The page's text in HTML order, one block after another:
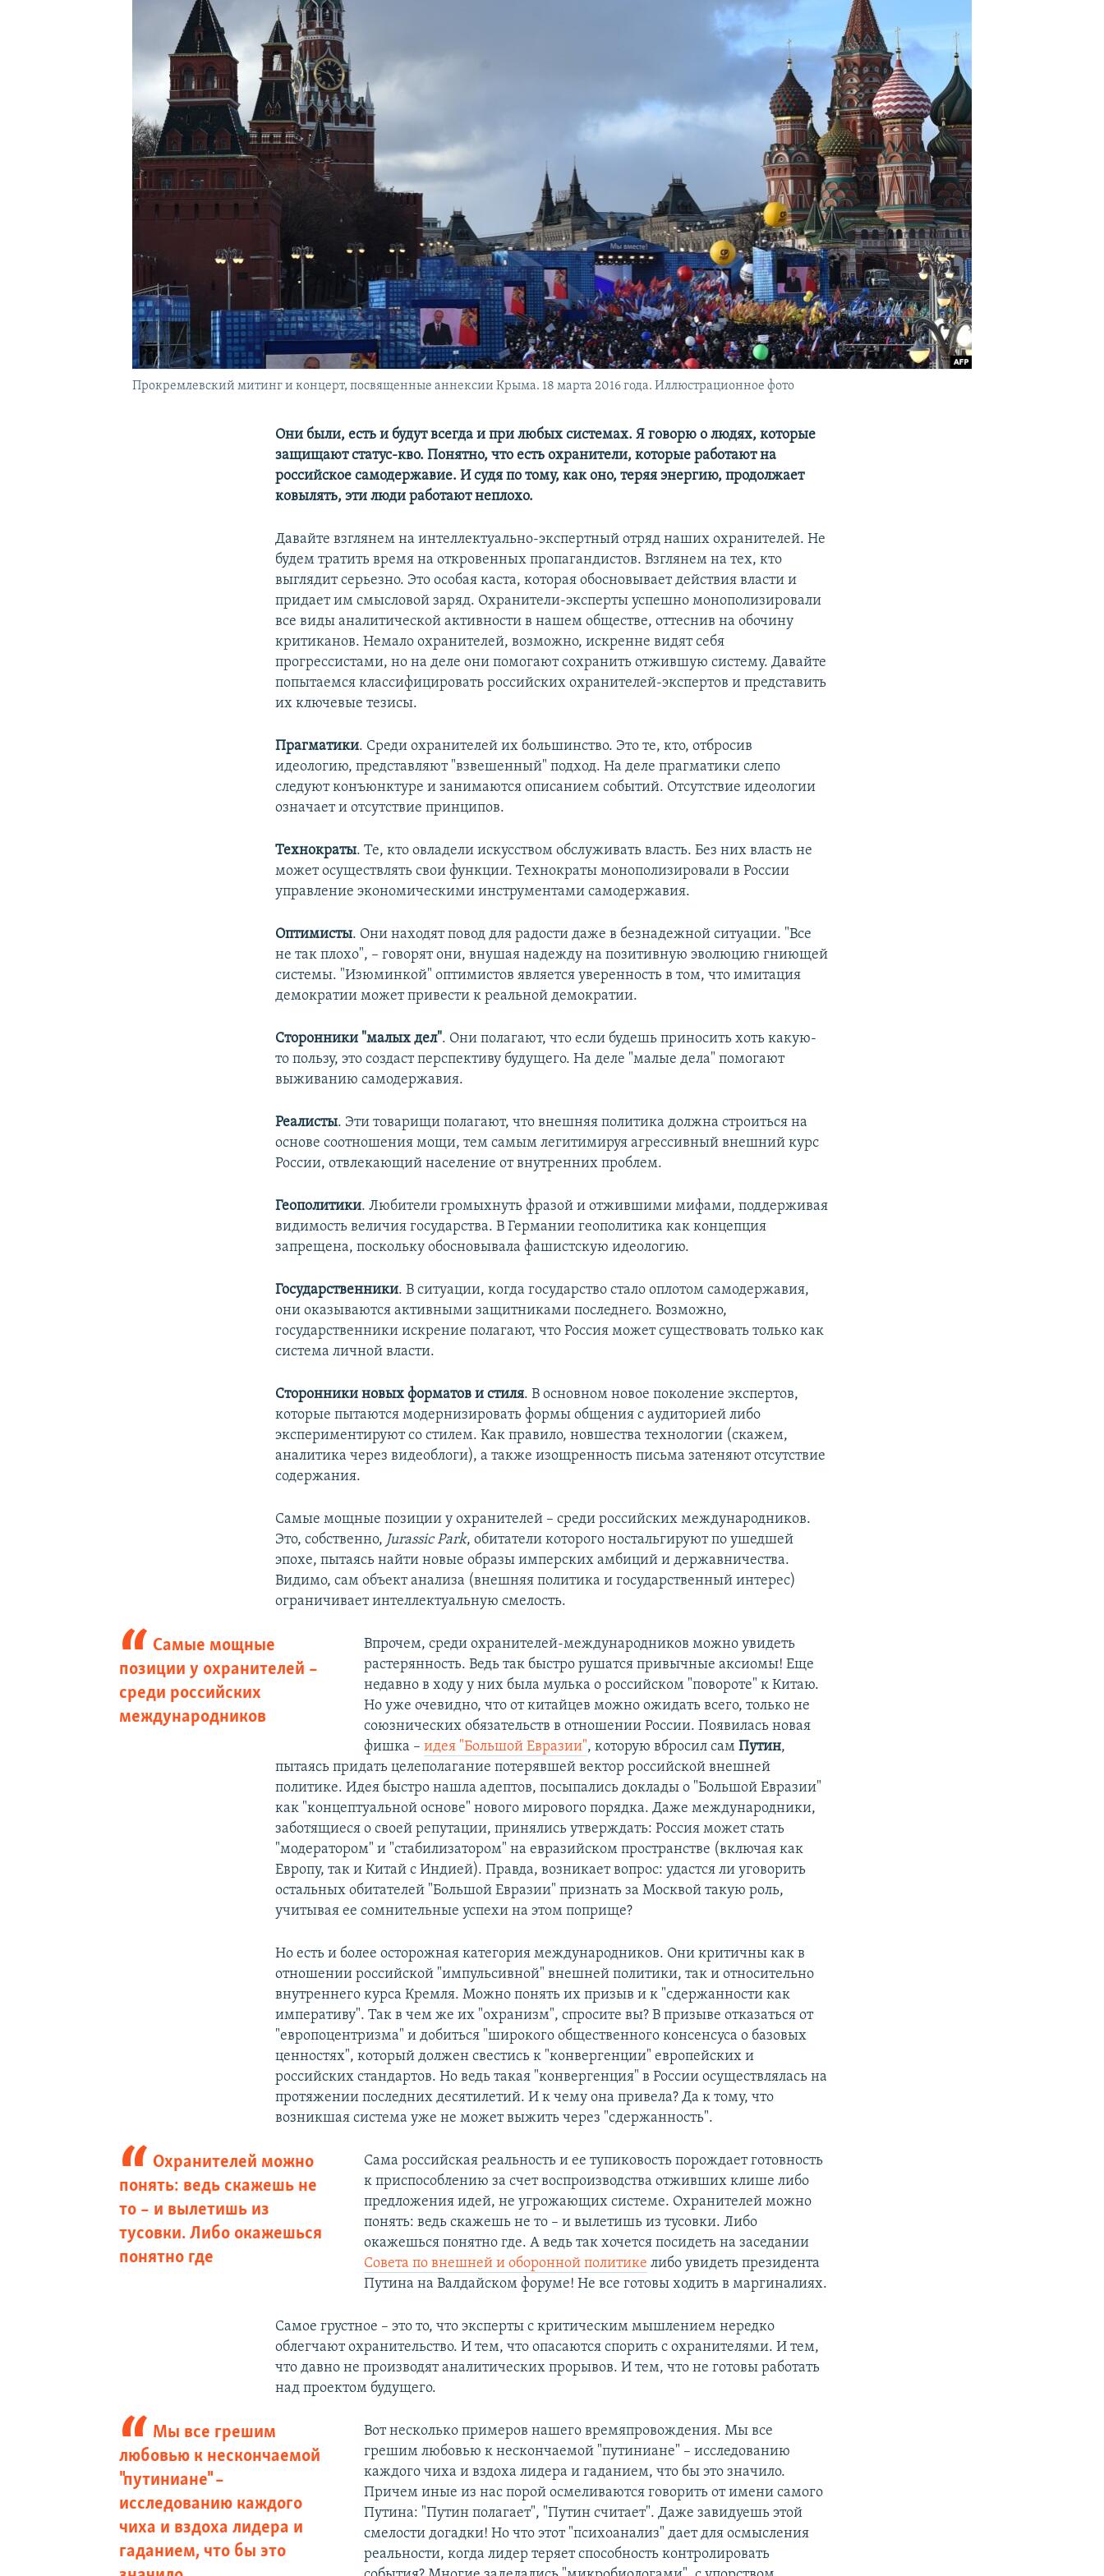
УКРАИНСКАЯ ПРОБЛЕМА КРЫМА
Прокремлевский митинг и концерт, посвященные аннексии Крыма. 18 марта 2016 года. Иллюстрационное фото
Они были, есть и будут всегда и при любых системах. Я говорю о людях, которые
защищают статус-кво. Понятно, что есть охранители, которые работают на
российское самодержавие. И судя по тому, как оно, теряя энергию, продолжает
ковылять, эти люди работают неплохо.
Давайте взглянем на интеллектуально-экспертный отряд наших охранителей. Не
будем тратить время на откровенных пропагандистов. Взглянем на тех, кто
выглядит серьезно. Это особая каста, которая обосновывает действия власти и
придает им смысловой заряд. Охранители-эксперты успешно монополизировали
все виды аналитической активности в нашем обществе, оттеснив на обочину
критиканов. Немало охранителей, возможно, искренне видят себя
прогрессистами, но на деле они помогают сохранить отжившую систему. Давайте
попытаемся классифицировать российских охранителей-экспертов и представить
их ключевые тезисы.
Прагматики. Среди охранителей их большинство. Это те, кто, отбросив
идеологию, представляют "взвешенный" подход. На деле прагматики слепо
следуют конъюнктуре и занимаются описанием событий. Отсутствие идеологии
означает и отсутствие принципов.
Технократы. Те, кто овладели искусством обслуживать власть. Без них власть не
может осуществлять свои функции. Технократы монополизировали в России
управление экономическими инструментами самодержавия.
Оптимисты. Они находят повод для радости даже в безнадежной ситуации. "Все
не так плохо", – говорят они, внушая надежду на позитивную эволюцию гниющей
системы. "Изюминкой" оптимистов является уверенность в том, что имитация
демократии может привести к реальной демократии.
Сторонники "малых дел". Они полагают, что если будешь приносить хоть какую-
то пользу, это создаст перспективу будущего. На деле "малые дела" помогают
выживанию самодержавия.
Реалисты. Эти товарищи полагают, что внешняя политика должна строиться на
основе соотношения мощи, тем самым легитимируя агрессивный внешний курс
России, отвлекающий население от внутренних проблем.
Геополитики. Любители громыхнуть фразой и отжившими мифами, поддерживая
видимость величия государства. В Германии геополитика как концепция
запрещена, поскольку обосновывала фашистскую идеологию.
Государственники. В ситуации, когда государство стало оплотом самодержавия,
они оказываются активными защитниками последнего. Возможно,
государственники искрение полагают, что Россия может существовать только как
система личной власти.
Сторонники новых форматов и стиля. В основном новое поколение экспертов,
которые пытаются модернизировать формы общения с аудиторией либо
экспериментируют со стилем. Как правило, новшества технологии (скажем,
аналитика через видеоблоги), а также изощренность письма затеняют отсутствие
содержания.
Самые мощные позиции у охранителей – среди российских международников.
Это, собственно, Jurassic Park, обитатели которого ностальгируют по ушедшей
эпохе, пытаясь найти новые образы имперских амбиций и державничества.
Видимо, сам объект анализа (внешняя политика и государственный интерес)
ограничивает интеллектуальную смелость.
Самые мощные
позиции у охранителей –
среди российских
международников
Впрочем, среди охранителей-международников можно увидеть
растерянность. Ведь так быстро рушатся привычные аксиомы! Еще
недавно в ходу у них была мулька о российском "повороте" к Китаю.
Но уже очевидно, что от китайцев можно ожидать всего, только не
союзнических обязательств в отношении России. Появилась новая
фишка – идея "Большой Евразии", которую вбросил сам Путин,
пытаясь придать целеполагание потерявшей вектор российской внешней
политике. Идея быстро нашла адептов, посыпались доклады о "Большой Евразии"
как "концептуальной основе" нового мирового порядка. Даже международники,
заботящиеся о своей репутации, принялись утверждать: Россия может стать
"модератором" и "стабилизатором" на евразийском пространстве (включая как
Европу, так и Китай с Индией). Правда, возникает вопрос: удастся ли уговорить
остальных обитателей "Большой Евразии" признать за Москвой такую роль,
учитывая ее сомнительные успехи на этом поприще?
Но есть и более осторожная категория международников. Они критичны как в
отношении российской "импульсивной" внешней политики, так и относительно
внутреннего курса Кремля. Можно понять их призыв и к "сдержанности как
императиву". Так в чем же их "охранизм", спросите вы? В призыве отказаться от
"европоцентризма" и добиться "широкого общественного консенсуса о базовых
ценностях", который должен свестись к "конвергенции" европейских и
российских стандартов. Но ведь такая "конвергенция" в России осуществлялась на
протяжении последних десятилетий. И к чему она привела? Да к тому, что
возникшая система уже не может выжить через "сдержанность".
Охранителей можно
понять: ведь скажешь не
то – и вылетишь из
тусовки. Либо окажешься
понятно где
Сама российская реальность и ее тупиковость порождает готовность
к приспособлению за счет воспроизводства отживших клише либо
предложения идей, не угрожающих системе. Охранителей можно
понять: ведь скажешь не то – и вылетишь из тусовки. Либо
окажешься понятно где. А ведь так хочется посидеть на заседании
Совета по внешней и оборонной политике либо увидеть президента
Путина на Валдайском форуме! Не все готовы ходить в маргиналиях.
Самое грустное – это то, что эксперты с критическим мышлением нередко
облегчают охранительство. И тем, что опасаются спорить с охранителями. И тем,
что давно не производят аналитических прорывов. И тем, что не готовы работать
над проектом будущего.
Мы все грешим
любовью к нескончаемой
"путиниане" –
исследованию каждого
чиха и вздоха лидера и
гаданием, что бы это
Вот несколько примеров нашего времяпровождения. Мы все
грешим любовью к нескончаемой "путиниане" – исследованию
каждого чиха и вздоха лидера и гаданием, что бы это значило.
Причем иные из нас порой осмеливаются говорить от имени самого
Путина: "Путин полагает", "Путин считает". Даже завидуешь этой
смелости догадки! Но что этот "психоанализ" дает для осмысления
реальности, когда лидер теряет способность контролировать